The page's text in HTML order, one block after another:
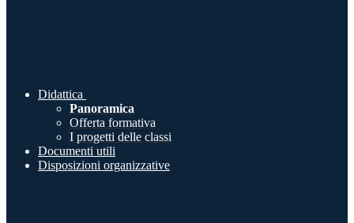
Didattica
Panoramica
Offerta formativa
I progetti delle classi
Documenti utili
Disposizioni organizzative